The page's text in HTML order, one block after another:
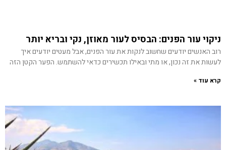
ניקוי עור הפנים: הבסיס לעור מאוזן, נקי ובריא יותר
רוב האנשים יודעים שחשוב לנקות את עור הפנים, אבל מעטים יודעים איך
לעשות את זה נכון, או מתי ובאילו תכשירים כדאי להשתמש. הפער הקטן הזה
קרא עוד »